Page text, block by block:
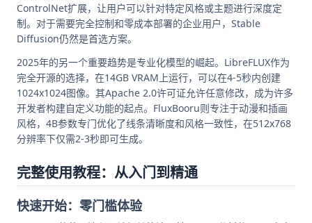
ControlNet扩展，让用户可以针对特定风格或主题进行深度定
制。对于需要完全控制和零成本部署的企业用户，Stable
Diffusion仍然是首选方案。
2025年的另一个重要趋势是专业化模型的崛起。LibreFLUX作为
完全开源的选择，在14GB VRAM上运行，可以在4-5秒内创建
1024x1024图像。其Apache 2.0许可证允许任意修改，成为许多
开发者构建自定义功能的起点。FluxBooru则专注于动漫和插画
风格，4B参数专门优化了线条清晰度和风格一致性，在512x768
分辨率下仅需2-3秒即可生成。
完整使用教程：从入门到精通
快速开始：零门槛体验